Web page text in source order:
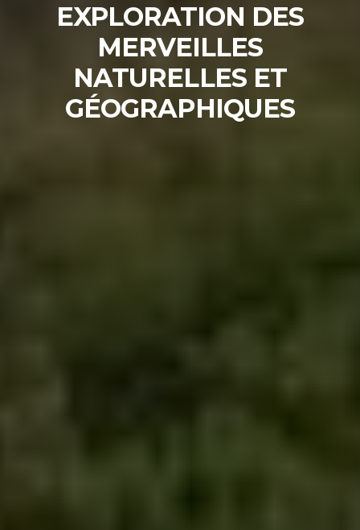
EXPLORATION DES
MERVEILLES
NATURELLES ET
GÉOGRAPHIQUES